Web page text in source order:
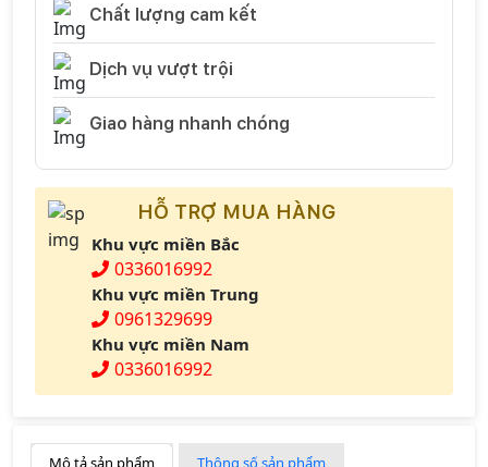
Chất lượng cam kết
Dịch vụ vượt trội
Giao hàng nhanh chóng
HỖ TRỢ MUA HÀNG
Khu vực miền Bắc
0336016992
Khu vực miền Trung
0961329699
Khu vực miền Nam
0336016992
Mô tả sản phẩm Thông số sản phẩm